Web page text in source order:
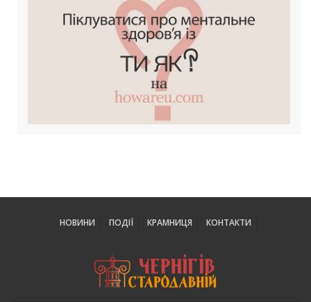
НОВИНИ ПОДІЇ КРАМНИЦЯ КОНТАКТИ